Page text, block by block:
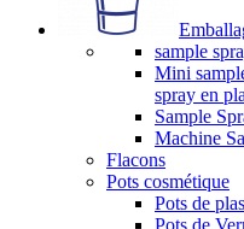
sample
Mini
spray en
Sample
Machine
Flacons
Pots cosmétique
Pots de
Pots de